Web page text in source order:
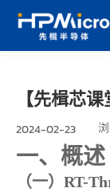
【先楫芯
2024-02-23 浏
一、概述
（一）RT-